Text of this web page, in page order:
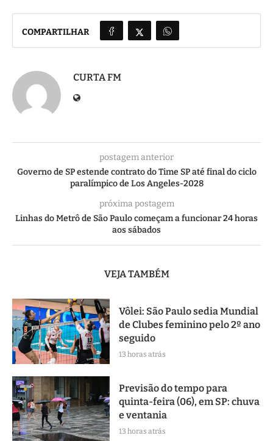
COMPARTILHAR
CURTA FM
postagem anterior
Governo de SP estende contrato do Time SP até final do ciclo
paralímpico de Los Angeles-2028
próxima postagem
Linhas do Metrô de São Paulo começam a funcionar 24 horas
aos sábados
VEJA TAMBÉM
Vôlei: São Paulo sedia Mundial
de Clubes feminino pelo 2º ano
seguido
13 horas atrás
Previsão do tempo para
quinta-feira (06), em SP: chuva
e ventania
13 horas atrás